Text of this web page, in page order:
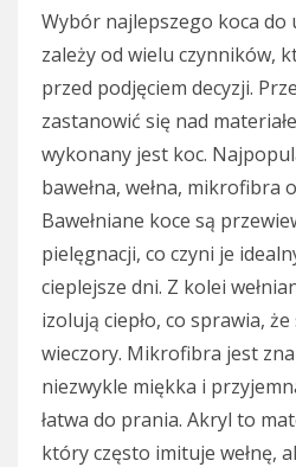
Wybór najlepszego koca do
zależy od wielu czynników,
przed podjęciem decyzji.
zastanowić się nad
wykonany jest koc.
bawełna, wełna, mikrofibra
Bawełniane koce są
pielęgnacji, co czyni je
cieplejsze dni. Z kolei
izolują ciepło, co sprawia,
wieczory. Mikrofibra jest
niezwykle miękka i
łatwa do prania. Akryl to
który często imituje wełnę,